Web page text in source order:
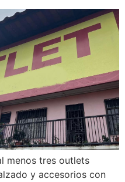
menos tres outlets
y accesorios con